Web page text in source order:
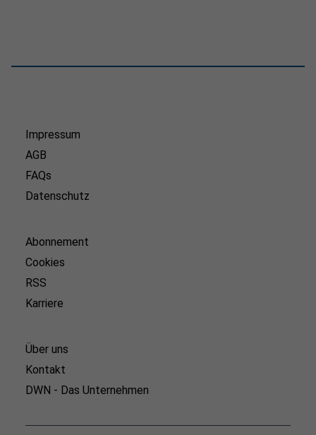
Impressum
AGB
FAQs
Datenschutz
Abonnement
Cookies
RSS
Karriere
Über uns
Kontakt
DWN - Das Unternehmen